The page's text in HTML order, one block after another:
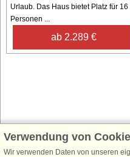
Urlaub. Das Haus bietet Platz für 16
Personen ...
ab 2.289 €
Schließen Sie sich 100.000
Verwendung von
Wir verwenden Daten von unseren